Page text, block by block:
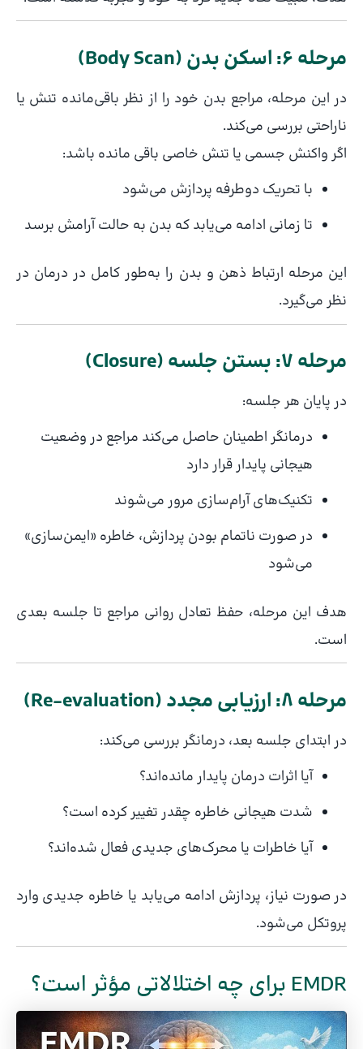
مرحله ۶: اسکن بدن (Body Scan)
در این مرحله، مراجع بدن خود را از نظر باقی‌مانده تنش یا
ناراحتی بررسی می‌کند.
اگر واکنش جسمی یا تنش خاصی باقی مانده باشد:
با تحریک دوطرفه پردازش می‌شود
تا زمانی ادامه می‌یابد که بدن به حالت آرامش برسد
این مرحله ارتباط ذهن و بدن را به‌طور کامل در درمان در
نظر می‌گیرد.
مرحله ۷: بستن جلسه (Closure)
در پایان هر جلسه:
درمانگر اطمینان حاصل می‌کند مراجع در وضعیت
هیجانی پایدار قرار دارد
تکنیک‌های آرام‌سازی مرور می‌شوند
در صورت ناتمام بودن پردازش، خاطره «ایمن‌سازی»
می‌شود
هدف این مرحله، حفظ تعادل روانی مراجع تا جلسه بعدی
است.
مرحله ۸: ارزیابی مجدد (Re-evaluation)
در ابتدای جلسه بعد، درمانگر بررسی می‌کند:
آیا اثرات درمان پایدار مانده‌اند؟
شدت هیجانی خاطره چقدر تغییر کرده است؟
آیا خاطرات یا محرک‌های جدیدی فعال شده‌اند؟
در صورت نیاز، پردازش ادامه می‌یابد یا خاطره جدیدی وارد
پروتکل می‌شود.
EMDR برای چه اختلالاتی مؤثر است؟